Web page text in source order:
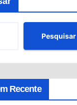
Pesquisar
Recente